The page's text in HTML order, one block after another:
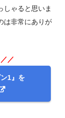
しゃると思いま
は非常にありが
／
1』を